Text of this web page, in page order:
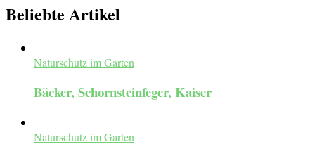
Beliebte Artikel
Naturschutz im Garten
Bäcker, Schornsteinfeger, Kaiser
Naturschutz im Garten